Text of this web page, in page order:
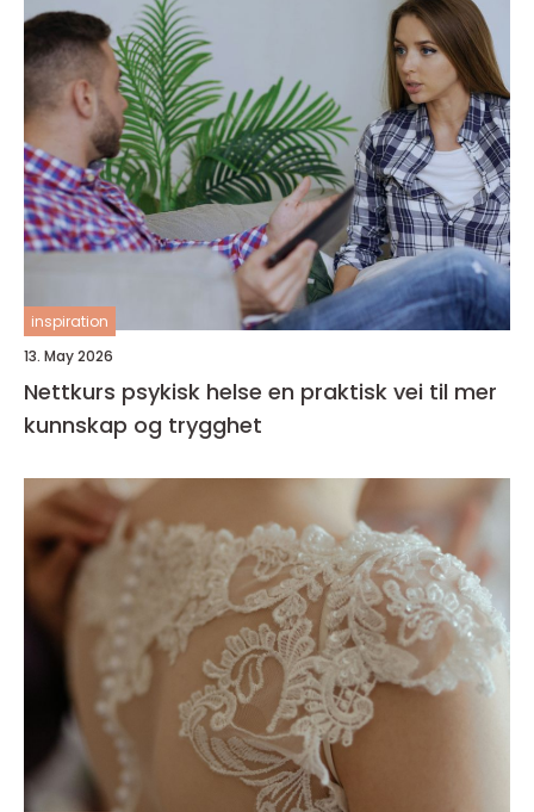
inspiration
13. May 2026
Nettkurs psykisk helse en praktisk vei til mer
kunnskap og trygghet